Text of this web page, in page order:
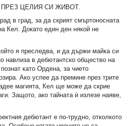
ПРЕЗ ЦЕЛИЯ СИ ЖИВОТ.
в град, за да скрият смъртоносната
Кел. Докато един ден някой не
я преследва, и да държи майка си
навлиза в дебютантско общество на
като Ордена, за чието
Ако успее да премине през трите
магията, Кел ще може да скрие
Защото, ако тайната ѝ излезе наяве,
дебютант е по-трудно, отколкото